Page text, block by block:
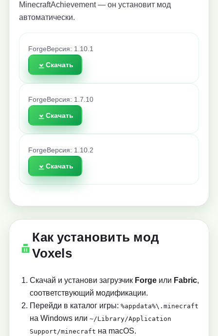
MinecraftAchievement — он установит мод
автоматически.
Forge Версия: 1.10.1
Скачать
Forge Версия: 1.7.10
Скачать
Forge Версия: 1.10.2
Скачать
Как установить мод
Voxels
Скачай и установи загрузчик Forge или Fabric,
соответствующий модификации.
Перейди в каталог игры: %appdata%\.minecraft
на Windows или ~/Library/Application
Support/minecraft на macOS.